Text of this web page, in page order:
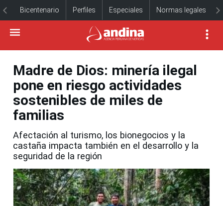
Bicentenario Perfiles Especiales Normas legales
Madre de Dios: minería ilegal
pone en riesgo actividades
sostenibles de miles de
familias
Afectación al turismo, los bionegocios y la
castaña impacta también en el desarrollo y la
seguridad de la región